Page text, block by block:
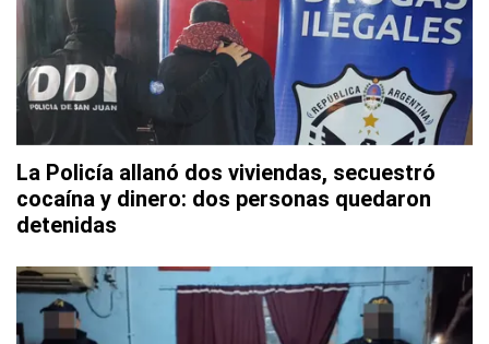
La Policía allanó dos viviendas, secuestró
cocaína y dinero: dos personas quedaron
detenidas